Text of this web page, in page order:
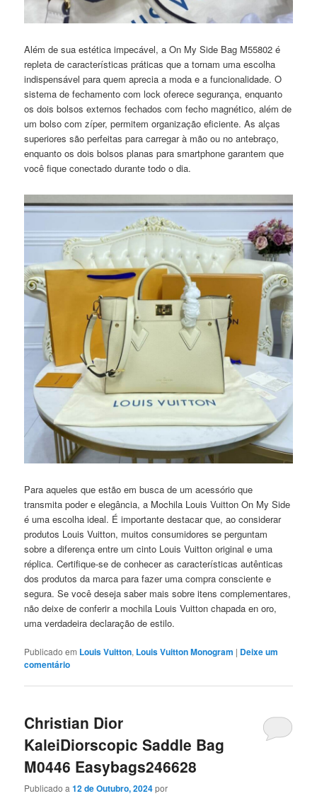
Além de sua estética impecável, a On My Side Bag M55802 é
repleta de características práticas que a tornam uma escolha
indispensável para quem aprecia a moda e a funcionalidade. O
sistema de fechamento com lock oferece segurança, enquanto
os dois bolsos externos fechados com fecho magnético, além de
um bolso com zíper, permitem organização eficiente. As alças
superiores são perfeitas para carregar à mão ou no antebraço,
enquanto os dois bolsos planas para smartphone garantem que
você fique conectado durante todo o dia.
Para aqueles que estão em busca de um acessório que
transmita poder e elegância, a Mochila Louis Vuitton On My Side
é uma escolha ideal. É importante destacar que, ao considerar
produtos Louis Vuitton, muitos consumidores se perguntam
sobre a diferença entre um cinto Louis Vuitton original e uma
réplica. Certifique-se de conhecer as características autênticas
dos produtos da marca para fazer uma compra consciente e
segura. Se você deseja saber mais sobre itens complementares,
não deixe de conferir a mochila Louis Vuitton chapada en oro,
uma verdadeira declaração de estilo.
Publicado em Louis Vuitton, Louis Vuitton Monogram | Deixe um
comentário
Christian Dior
KaleiDiorscopic Saddle Bag
M0446 Easybags246628
Publicado a12 de Outubro, 2024por